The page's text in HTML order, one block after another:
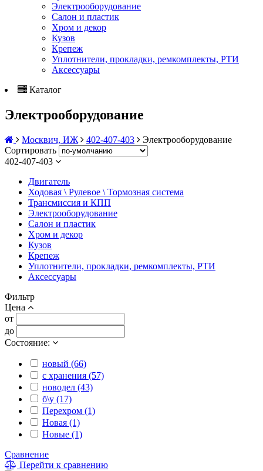
Электрооборудование
Салон и пластик
Хром и декор
Кузов
Крепеж
Уплотнители, прокладки, ремкомплекты, РТИ
Аксессуары
Каталог
Электрооборудование
Москвич, ИЖ 402-407-403
Электрооборудование
Сортировать
402-407-403
Двигатель
Ходовая \ Рулевое \ Тормозная система
Трансмиссия и КПП
Электрооборудование
Салон и пластик
Хром и декор
Кузов
Крепеж
Уплотнители, прокладки, ремкомплекты, РТИ
Аксессуары
Фильтр
Цена
от
до
Состояние:
новый (66)
с хранения (57)
новодел (43)
б\у (17)
Перехром (1)
Новая (1)
Новые (1)
Сравнение
Перейти к сравнению